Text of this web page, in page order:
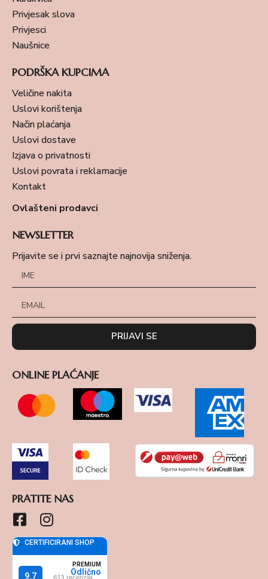
Privjesak slova
Privjesci
Naušnice
PODRŠKA KUPCIMA
Veličine nakita
Uslovi korištenja
Način plaćanja
Uslovi dostave
Izjava o privatnosti
Uslovi povrata i reklamacije
Kontakt
Ovlašteni prodavci
NEWSLETTER
Prijavite se i prvi saznajte najnovija sniženja.
PRIJAVI SE
ONLINE PLAĆANJE
PRATITE NAS